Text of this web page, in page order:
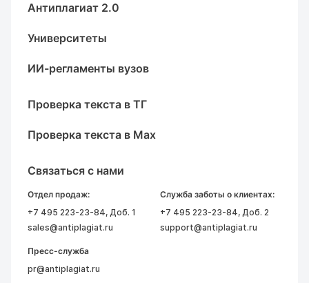
Антиплагиат 2.0
Университеты
ИИ-регламенты вузов
Проверка текста в ТГ
Проверка текста в Max
Связаться с нами
Отдел продаж:
+7 495 223-23-84, Доб. 1
sales@antiplagiat.ru
Служба заботы о клиентах:
+7 495 223-23-84, Доб. 2
support@antiplagiat.ru
Пресс-служба
pr@antiplagiat.ru